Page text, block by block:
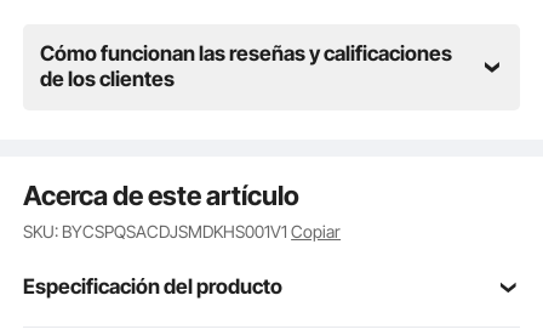
Cómo funcionan las reseñas y calificaciones
de los clientes
Acerca de este artículo
SKU: BYCSPQSACDJSMDKHS001V1Copiar
Especificación del producto